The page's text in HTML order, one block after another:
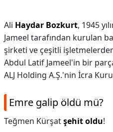
Ali Haydar Bozkurt, 1945
Jameel tarafından kurulan
şirketi ve çeşitli
Abdul Latif Jameel'in bir
ALJ Holding A.Ş.'nin İcra
Emre galip öldü mü?
Teğmen Kürşatşehit oldu!